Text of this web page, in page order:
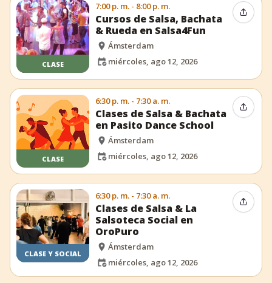
CLASE
7:00 p. m. - 8:00 p. m.
Cursos de Salsa, Bachata
& Rueda en Salsa4Fun
Ámsterdam
miércoles, ago 12, 2026
CLASE
6:30 p. m. - 7:30 a. m.
Clases de Salsa & Bachata
en Pasito Dance School
Ámsterdam
miércoles, ago 12, 2026
CLASE Y SOCIAL
6:30 p. m. - 7:30 a. m.
Clases de Salsa & La
Salsoteca Social en
OroPuro
Ámsterdam
miércoles, ago 12, 2026